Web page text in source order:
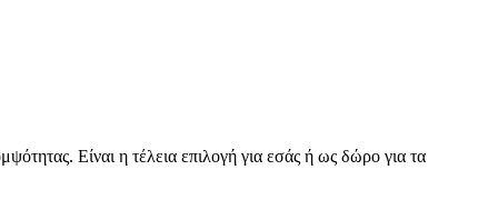
Είναι η τέλεια επιλογή για εσάς ή ως δώρο για τα